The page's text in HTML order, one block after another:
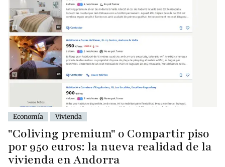
Economía Vivienda
"Coliving premium" o Compartir piso
por 950 euros: la nueva realidad de la
vivienda en Andorra